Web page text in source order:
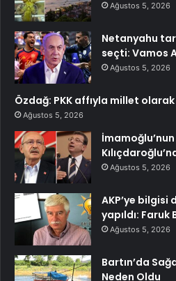
Ağustos 5, 2026
Netanyahu
seçti: Vamos
Ağustos 5, 2026
Özdağ: PKK affıyla millet
Ağustos 5, 2026
Ağustos 5, 2026
AKP’ye bilgisi
yapıldı:
Ağustos 5, 2026
Bartın’da
Neden Oldu